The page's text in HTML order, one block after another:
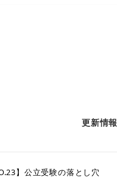
更新情報
】公立受験の落とし穴